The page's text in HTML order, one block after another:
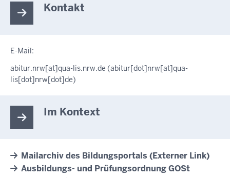
Kontakt
E-Mail:
abitur.nrw[at]qua-lis.nrw.de (abitur[dot]nrw[at]qua-
lis[dot]nrw[dot]de)
Im Kontext
Mailarchiv des Bildungsportals (Externer Link)
Ausbildungs- und Prüfungsordnung GOSt